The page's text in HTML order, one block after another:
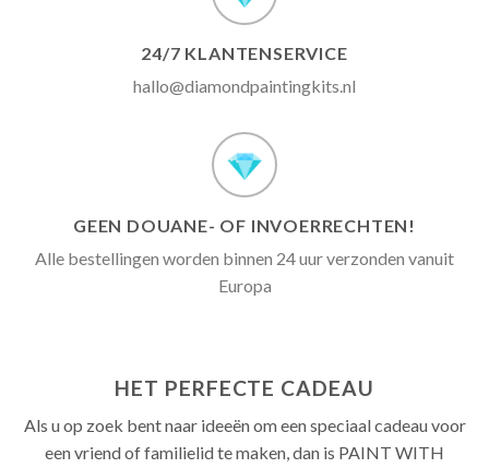
24/7 KLANTENSERVICE
hallo@diamondpaintingkits.nl
GEEN DOUANE- OF INVOERRECHTEN!
Alle bestellingen worden binnen 24 uur verzonden vanuit
Europa
HET PERFECTE CADEAU
Als u op zoek bent naar ideeën om een ​​speciaal cadeau voor
een vriend of familielid te maken, dan is PAINT WITH